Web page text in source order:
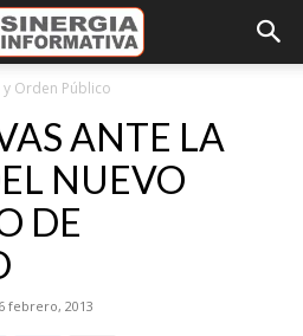
Orden Público
ANTE LA
NUEVO
DE
febrero, 2013